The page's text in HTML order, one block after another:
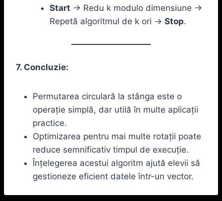
Start -> Redu k modulo dimensiune ->
Repetă algoritmul de k ori -> Stop.
7. Concluzie:
Permutarea circulară la stânga este o
operație simplă, dar utilă în multe aplicații
practice.
Optimizarea pentru mai multe rotații poate
reduce semnificativ timpul de execuție.
Înțelegerea acestui algoritm ajută elevii să
gestioneze eficient datele într-un vector.